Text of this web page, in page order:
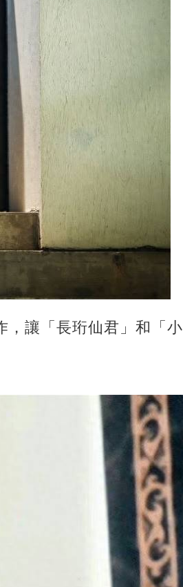
，讓「長珩仙君」和「小